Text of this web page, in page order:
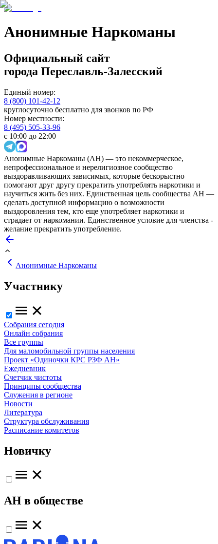
Анонимные Наркоманы
Официальный сайт
города Переславль-Залесский
Единый номер:
8 (800) 101-42-12
круглосуточно бесплатно для звонков по РФ
Номер местности:
8 (495) 505-33-96
с 10:00 до 22:00
Анонимные Наркоманы (АН) — это некоммерческое,
непрофессиональное и нерелигиозное сообщество
выздоравливающих зависимых, которые бескорыстно
помогают друг другу прекратить употреблять наркотики и
научиться жить без них. Единственная цель сообщества АН —
сделать доступной информацию о возможности
выздоровления тем, кто еще употребляет наркотики и
страдает от наркомании. Единственное условие для членства -
желание прекратить употребление.
Анонимные Наркоманы
Участнику
Собрания сегодня
Онлайн собрания
Все группы
Для маломобильной группы населения
Проект «Одиночки КРС РЗФ АН»
Ежедневник
Счетчик чистоты
Принципы сообщества
Служения в регионе
Новости
Литература
Структура обслуживания
Расписание комитетов
Новичку
АН в обществе